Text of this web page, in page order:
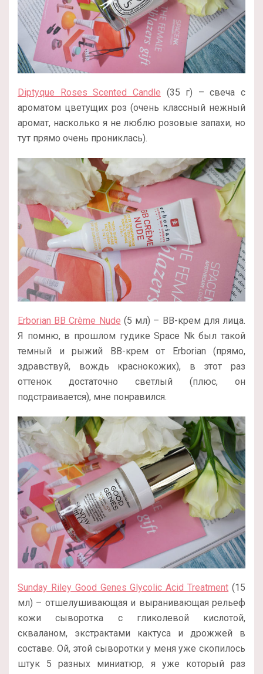
Diptyque Roses Scented Candle (35 г) – свеча с
ароматом цветущих роз (очень классный нежный
аромат, насколько я не люблю розовые запахи, но
тут прямо очень прониклась).
Erborian BB Crème Nude (5 мл) – BB-крем для лица.
Я помню, в прошлом гудике Space Nk был такой
темный и рыжий BB-крем от Erborian (прямо,
здравствуй, вождь краснокожих), в этот раз
оттенок достаточно светлый (плюс, он
подстраивается), мне понравился.
Sunday Riley Good Genes Glycolic Acid Treatment (15
мл) – отшелушивающая и выранивающая рельеф
кожи сыворотка с гликолевой кислотой,
скваланом, экстрактами кактуса и дрожжей в
составе. Ой, этой сыворотки у меня уже скопилось
штук 5 разных миниатюр, я уже который раз